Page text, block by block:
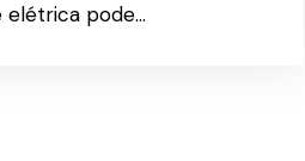
elétrica pode…